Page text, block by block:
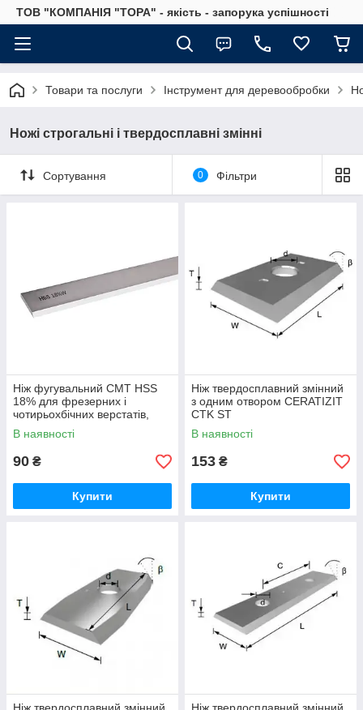
ТОВ "КОМПАНІЯ "ТОРА" - якість - запорука успішності
Товари та послуги Інструмент для деревообробки
Ножі строгальні і твердосплавні змінні
Сортування 0 Фільтри
Ніж фугувальний CMT HSS
18% для фрезерних і
чотирьохбічних верстатів,
фуганків і рейсмусів
В наявності
90 ₴
Купити
Ніж твердосплавний змінний
з одним отвором CERATIZIT
CTK ST
В наявності
153 ₴
Купити